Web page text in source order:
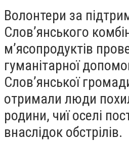
Волонтери за
Слов’янського
м’ясопродуктів
гуманітарної
Слов’янської
отримали люди
родини, чиї оселі
внаслідок обстрілів.